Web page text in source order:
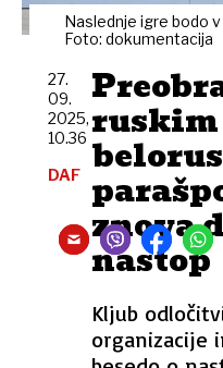
Naslednje igre bodo
Foto: dokumentacija
znova
nastop
Kljub
organizacije
27.
09.
2025,
10.36
DAF